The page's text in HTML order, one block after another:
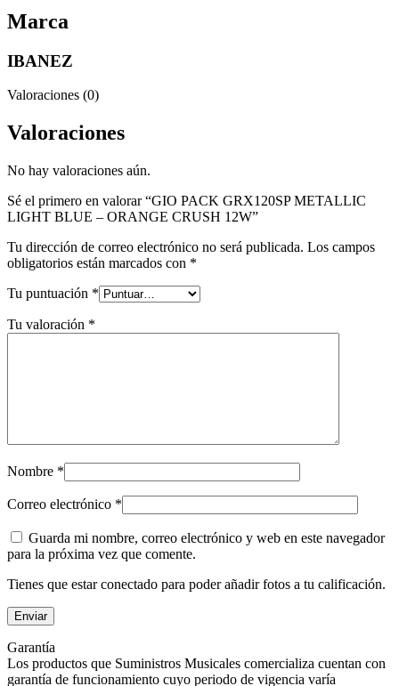
Marca
IBANEZ
Valoraciones (0)
Valoraciones
No hay valoraciones aún.
Sé el primero en valorar “GIO PACK GRX120SP METALLIC
LIGHT BLUE – ORANGE CRUSH 12W”
Tu dirección de correo electrónico no será publicada. Los campos
obligatorios están marcados con *
Tu puntuación *
Tu valoración *
Nombre *
Correo electrónico *
Guarda mi nombre, correo electrónico y web en este navegador
para la próxima vez que comente.
Tienes que estar conectado para poder añadir fotos a tu calificación.
Garantía
Los productos que Suministros Musicales comercializa cuentan con
garantía de funcionamiento cuyo periodo de vigencia varía